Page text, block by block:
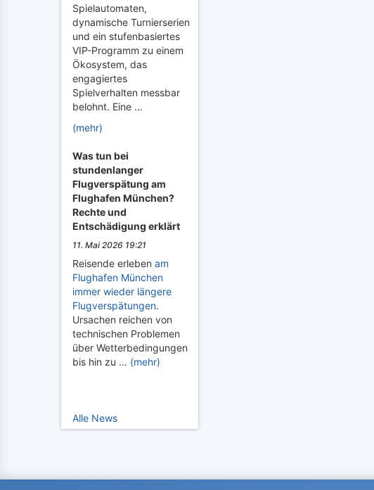
Spielautomaten,
dynamische Turnierserien
und ein stufenbasiertes
VIP-Programm zu einem
Ökosystem, das
engagiertes
Spielverhalten messbar
belohnt. Eine …
(mehr)
Was tun bei
stundenlanger
Flugverspätung am
Flughafen München?
Rechte und
Entschädigung erklärt
11. Mai 2026 19:21
Reisende erleben am
Flughafen München
immer wieder längere
Flugverspätungen.
Ursachen reichen von
technischen Problemen
über Wetterbedingungen
bis hin zu … (mehr)
Alle News